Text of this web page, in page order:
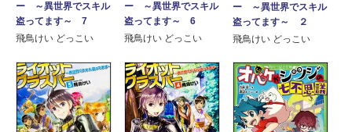
ー ～異世界でスキル
盗ってます～ 7
飛鳥けい どっこい
ー ～異世界でスキル
盗ってます～ 6
飛鳥けい どっこい
ー ～異世界でスキル
盗ってます～ ２
飛鳥けい どっこい